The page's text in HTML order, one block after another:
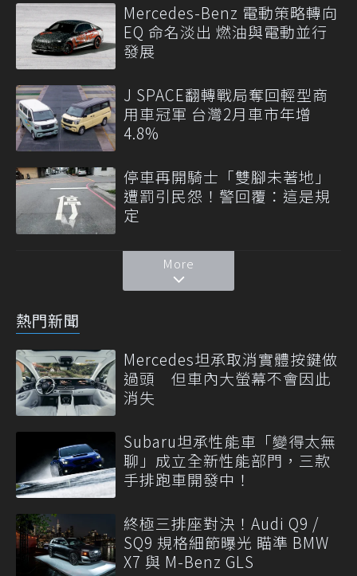
Mercedes-Benz 電動策略轉向
EQ 命名淡出 燃油與電動並行
發展
J SPACE翻轉戰局奪回輕型商
用車冠軍 台灣2月車市年增
4.8%
停車再開騎士「雙腳未著地」
遭罰引民怨！警回覆：這是規
定
More
熱門新聞
Mercedes坦承取消實體按鍵做
過頭 但車內大螢幕不會因此
消失
Subaru坦承性能車「變得太無
聊」成立全新性能部門，三款
手排跑車開發中！
終極三排座對決！Audi Q9 /
SQ9 規格細節曝光 瞄準 BMW
X7 與 M-Benz GLS